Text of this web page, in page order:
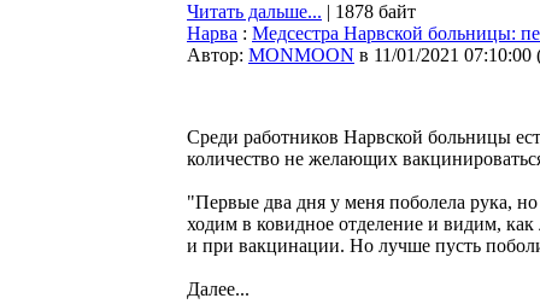
Читать дальше... | 1878 байт
Нарва : Медсестра Нарвской больницы:
Автор: MONMOON в 11/01/2021 07:10:00
Среди работников Нарвской больницы
количество не желающих
"Первые два дня у меня поболела рука,
ходим в ковидное отделение и видим,
и при вакцинации. Но лучше пусть
Далее...